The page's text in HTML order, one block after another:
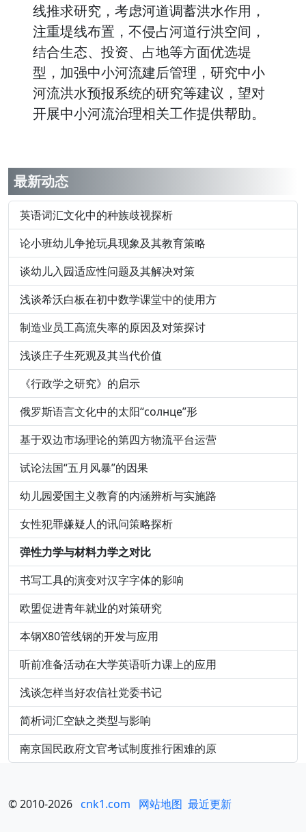
线推求研究，考虑河道调蓄洪水作用，
注重堤线布置，不侵占河道行洪空间，
结合生态、投资、占地等方面优选堤
型，加强中小河流建后管理，研究中小
河流洪水预报系统的研究等建议，望对
开展中小河流治理相关工作提供帮助。
最新动态
英语词汇文化中的种族歧视探析
论小班幼儿争抢玩具现象及其教育策略
谈幼儿入园适应性问题及其解决对策
浅谈希沃白板在初中数学课堂中的使用方
制造业员工高流失率的原因及对策探讨
浅谈庄子生死观及其当代价值
《行政学之研究》的启示
俄罗斯语言文化中的太阳“солнце”形
基于双边市场理论的第四方物流平台运营
试论法国“五月风暴”的因果
幼儿园爱国主义教育的内涵辨析与实施路
女性犯罪嫌疑人的讯问策略探析
弹性力学与材料力学之对比
书写工具的演变对汉字字体的影响
欧盟促进青年就业的对策研究
本钢X80管线钢的开发与应用
听前准备活动在大学英语听力课上的应用
浅谈怎样当好农信社党委书记
简析词汇空缺之类型与影响
南京国民政府文官考试制度推行困难的原
© 2010-2026 cnk1.com 网站地图 最近更新